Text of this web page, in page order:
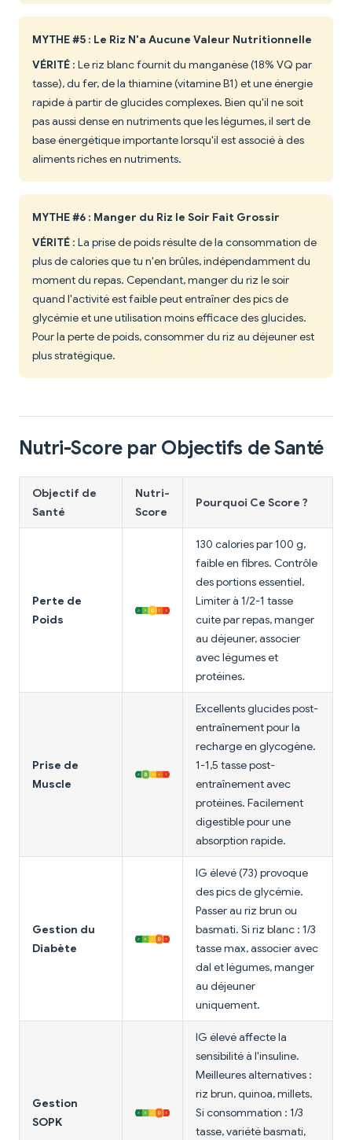
MYTHE #5 : Le Riz N'a Aucune Valeur Nutritionnelle
VÉRITÉ : Le riz blanc fournit du manganèse (18% VQ par
tasse), du fer, de la thiamine (vitamine B1) et une énergie
rapide à partir de glucides complexes. Bien qu'il ne soit
pas aussi dense en nutriments que les légumes, il sert de
base énergétique importante lorsqu'il est associé à des
aliments riches en nutriments.
MYTHE #6 : Manger du Riz le Soir Fait Grossir
VÉRITÉ : La prise de poids résulte de la consommation de
plus de calories que tu n'en brûles, indépendamment du
moment du repas. Cependant, manger du riz le soir
quand l'activité est faible peut entraîner des pics de
glycémie et une utilisation moins efficace des glucides.
Pour la perte de poids, consommer du riz au déjeuner est
plus stratégique.
Nutri-Score par Objectifs de Santé
Objectif de
Santé
Nutri-
Score
Pourquoi Ce Score ?
Perte de
Poids
130 calories par 100 g,
faible en fibres. Contrôle
des portions essentiel.
Limiter à 1/2-1 tasse
cuite par repas, manger
au déjeuner, associer
avec légumes et
protéines.
Prise de
Muscle
Excellents glucides post-
entraînement pour la
recharge en glycogène.
1-1,5 tasse post-
entraînement avec
protéines. Facilement
digestible pour une
absorption rapide.
Gestion du
Diabète
IG élevé (73) provoque
des pics de glycémie.
Passer au riz brun ou
basmati. Si riz blanc : 1/3
tasse max, associer avec
dal et légumes, manger
au déjeuner
uniquement.
Gestion
SOPK
IG élevé affecte la
sensibilité à l'insuline.
Meilleures alternatives :
riz brun, quinoa, millets.
Si consommation : 1/3
tasse, variété basmati,